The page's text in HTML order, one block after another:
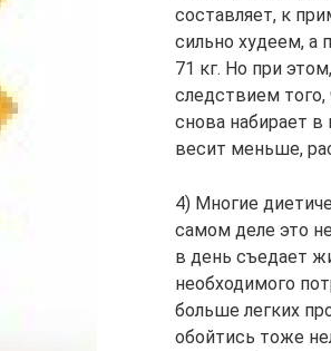
составляет, к
сильно худеем, а
71 кг. Но при
следствием
снова набирает
весит меньше,
4) Многие
самом деле это
в день съедает
необходимого
больше легких
обойтись тоже